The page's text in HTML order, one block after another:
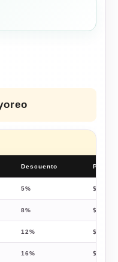
Descuento Precio
5% $
8% $
12% $
16% $